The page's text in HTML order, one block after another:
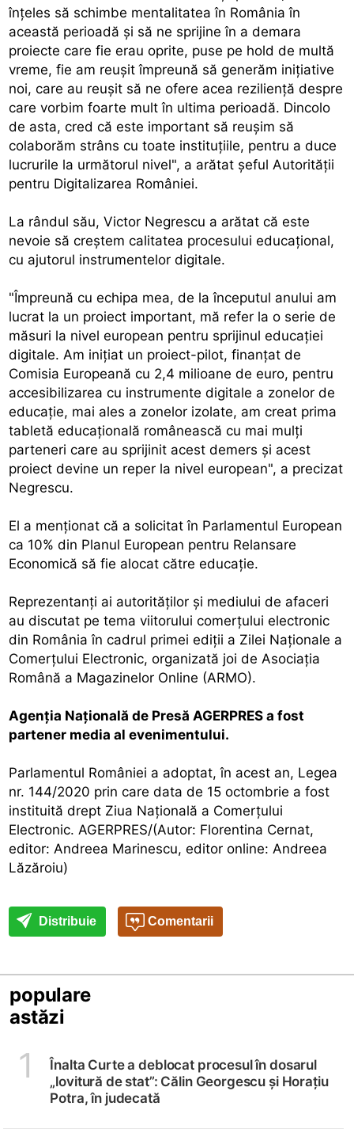
înţeles să schimbe mentalitatea în România în
această perioadă şi să ne sprijine în a demara
proiecte care fie erau oprite, puse pe hold de multă
vreme, fie am reuşit împreună să generăm iniţiative
noi, care au reuşit să ne ofere acea rezilienţă despre
care vorbim foarte mult în ultima perioadă. Dincolo
de asta, cred că este important să reuşim să
colaborăm strâns cu toate instituţiile, pentru a duce
lucrurile la următorul nivel", a arătat şeful Autorităţii
pentru Digitalizarea României.
La rândul său, Victor Negrescu a arătat că este
nevoie să creştem calitatea procesului educaţional,
cu ajutorul instrumentelor digitale.
"Împreună cu echipa mea, de la începutul anului am
lucrat la un proiect important, mă refer la o serie de
măsuri la nivel european pentru sprijinul educaţiei
digitale. Am iniţiat un proiect-pilot, finanţat de
Comisia Europeană cu 2,4 milioane de euro, pentru
accesibilizarea cu instrumente digitale a zonelor de
educaţie, mai ales a zonelor izolate, am creat prima
tabletă educaţională românească cu mai mulţi
parteneri care au sprijinit acest demers şi acest
proiect devine un reper la nivel european", a precizat
Negrescu.
El a menţionat că a solicitat în Parlamentul European
ca 10% din Planul European pentru Relansare
Economică să fie alocat către educaţie.
Reprezentanţi ai autorităţilor şi mediului de afaceri
au discutat pe tema viitorului comerţului electronic
din România în cadrul primei ediţii a Zilei Naţionale a
Comerţului Electronic, organizată joi de Asociaţia
Română a Magazinelor Online (ARMO).
Agenţia Naţională de Presă AGERPRES a fost
partener media al evenimentului.
Parlamentul României a adoptat, în acest an, Legea
nr. 144/2020 prin care data de 15 octombrie a fost
instituită drept Ziua Naţională a Comerţului
Electronic. AGERPRES/(Autor: Florentina Cernat,
editor: Andreea Marinescu, editor online: Andreea
Lăzăroiu)
Distribuie Comentarii
populare
astăzi
1
Înalta Curte a deblocat procesul în dosarul
„lovitură de stat”: Călin Georgescu și Horațiu
Potra, în judecată